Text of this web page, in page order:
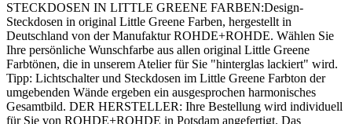
STECKDOSEN IN LITTLE GREENE FARBEN:Design-
Steckdosen in original Little Greene Farben, hergestellt in
Deutschland von der Manufaktur ROHDE+ROHDE. Wählen Sie
Ihre persönliche Wunschfarbe aus allen original Little Greene
Farbtönen, die in unserem Atelier für Sie "hinterglas lackiert" wird.
Tipp: Lichtschalter und Steckdosen im Little Greene Farbton der
umgebenden Wände ergeben ein ausgesprochen harmonisches
Gesamtbild. DER HERSTELLER: Ihre Bestellung wird individuell
für Sie von ROHDE+ROHDE in Potsdam angefertigt. Das